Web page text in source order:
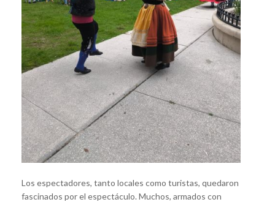
Los espectadores, tanto locales como turistas, quedaron
fascinados por el espectáculo. Muchos, armados con